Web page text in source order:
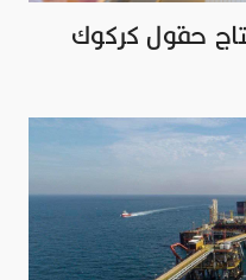
حقول كركوك